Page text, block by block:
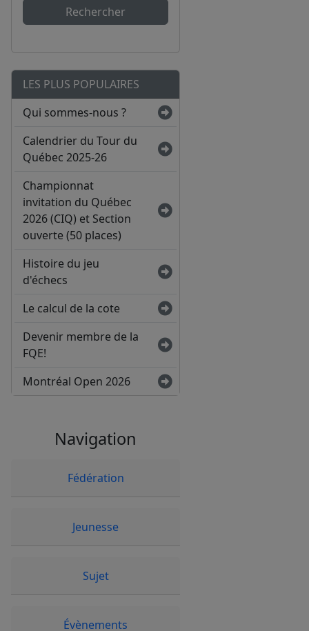
Rechercher
LES PLUS POPULAIRES
Qui sommes-nous ?
Calendrier du Tour du
Québec 2025-26
Championnat
invitation du Québec
2026 (CIQ) et Section
ouverte (50 places)
Histoire du jeu
d'échecs
Le calcul de la cote
Devenir membre de la
FQE!
Montréal Open 2026
Navigation
Fédération
Jeunesse
Sujet
Évènements